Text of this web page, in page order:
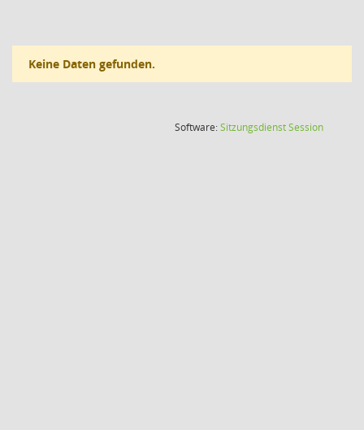
Keine Daten gefunden.
Software:SitzungsdienstSession(Wird in